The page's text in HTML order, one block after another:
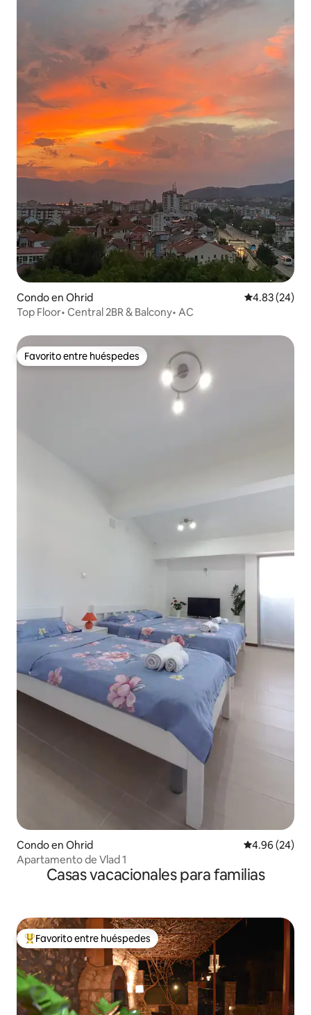
Condo en Ohrid Calificación
4.83 (24)
Top Floor• Central 2BR & Balcony• AC
Favorito entre huéspedes
Favorito entre huéspedes
Condo en Ohrid Calificación
4.96 (24)
Apartamento de Vlad 1
Casas vacacionales para familias
Favorito entre huéspedes preferido
Favorito entre huéspedes